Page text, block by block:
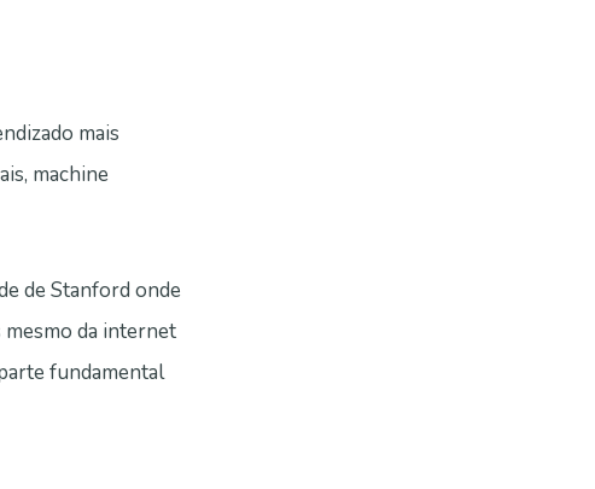
mais
machine
de Stanford onde
da internet
fundamental